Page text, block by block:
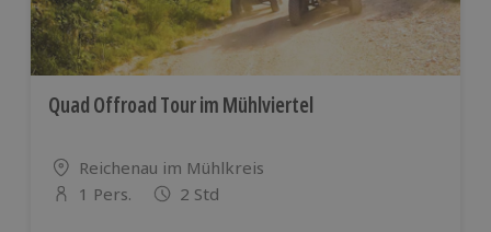
Quad Offroad Tour im Mühlviertel
Standort
Reichenau im Mühlkreis
Anzahl der Teilnehmer
1 Pers. 2 Std